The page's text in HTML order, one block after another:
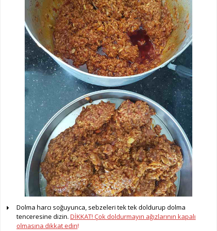
Dolma harcı soğuyunca, sebzeleri tek tek doldurup dolma
tenceresine dizin. DİKKAT! Çok doldurmayın ağızlarının kapalı
olmasına dikkat edin!